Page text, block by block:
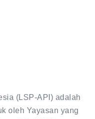
(LSP-API) adalah
oleh Yayasan yang